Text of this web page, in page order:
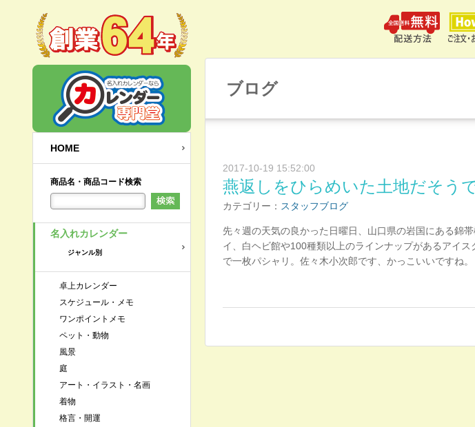
ブログ
2017-10-19 15:52:00
燕返しをひらめいた土地だそう
カテゴリー： スタッフブログ
先々週の天気の良かった日曜日、山口県の岩国にある錦
イ、白ヘビ館や100種類以上のラインナップがあるアイ
で一枚パシャリ。佐々木小次郎です、かっこいいですね。
HOME
商品名・商品コード検索
名入れカレンダー
ジャンル別
卓上カレンダー
スケジュール・メモ
ワンポイントメモ
ペット・動物
風景
庭
アート・イラスト・名画
着物
格言・開運